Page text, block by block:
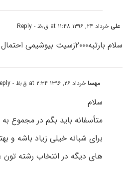
علی خرداد ۲۴, ۱۳۹۶ at ۱۱:۴۸ ق٫ظ - Reply
سلام بارتبه۲۰۰۰زسیت بیوشیمى احتمال قبو لی در شبابه است
مهساخرداد ۲۶, ۱۳۹۶ at ۲:۳۴ ق٫ظ - Reply
سلام
متأسفانه باید بگم در مجموع
برای شبانه خیلی زیاد باشه و
های دیگه در انتخاب رشته تون